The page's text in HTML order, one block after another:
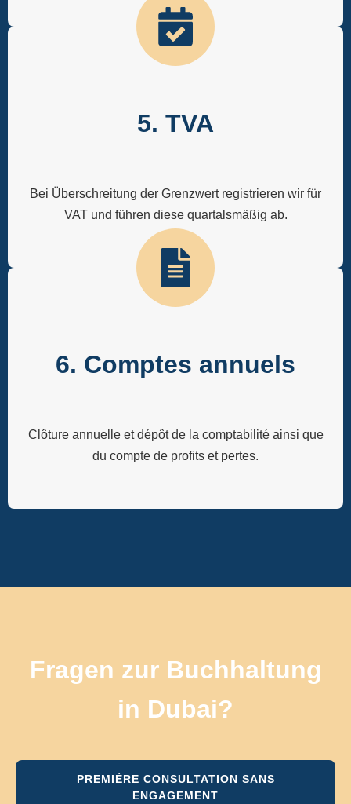
5. TVA
Bei Überschreitung der Grenzwert registrieren wir für
VAT und führen diese quartalsmäßig ab.
6. Comptes annuels
Clôture annuelle et dépôt de la comptabilité ainsi que
du compte de profits et pertes.
Fragen zur Buchhaltung
in Dubai?
PREMIÈRE CONSULTATION SANS
ENGAGEMENT